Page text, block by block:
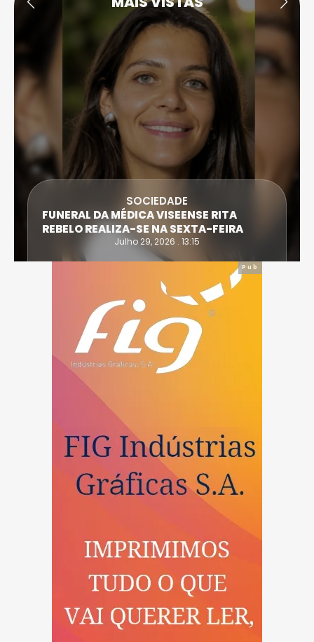
SOCIEDADE
FUNERAL DA MÉDICA VISEENSE RITA
REBELO REALIZA-SE NA SEXTA-FEIRA
Julho 29, 2026 . 13:15
Pub